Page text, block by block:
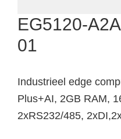
EG5120-
01
Industrieel edge
Plus+AI, 2GB RAM,
2xRS232/485,